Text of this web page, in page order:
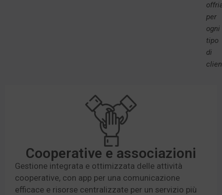
per
ogni
tipo
di
Cooperative e associazioni
Gestione integrata e ottimizzata delle attività
cooperative, con app per una comunicazione
efficace e risorse centralizzate per un servizio più